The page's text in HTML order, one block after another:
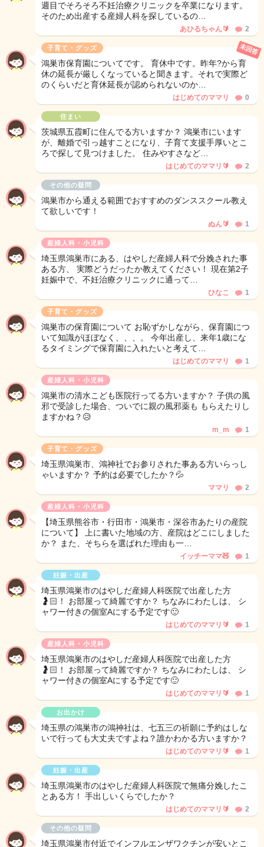
週目でそろそろ不妊治療クリニックを卒業になります。
そのため出産する産婦人科を探しているの…
あひるちゃん🔰 2
子育て・グッズ
鴻巣市保育園についてです。 育休中です。昨年?から育
休の延長が厳しくなっていると聞きます。それで実際ど
のくらいだと育休延長が認められないのか…
未回答
はじめてのママリ 0
住まい
茨城県五霞町に住んでる方いますか？ 鴻巣市にいます
が、離婚で引っ越すことになり、子育て支援手厚いとこ
ろで探して見つけました。 住みやすさなど…
はじめてのママリ🔰 2
その他の疑問
鴻巣市から通える範囲でおすすめのダンススクール教え
て欲しいです！
ぬん🔰 1
産婦人科・小児科
埼玉県鴻巣市にある、はやしだ産婦人科で分娩された事
ある方、 実際どうだったか教えてください！ 現在第2子
妊娠中で、不妊治療クリニックに通って…
ひなこ 1
子育て・グッズ
鴻巣市の保育園について お恥ずかしながら、保育園につ
いて知識がほぼなく、、、。 今年出産し、来年1歳にな
るタイミングで保育園に入れたいと考えて…
はじめてのママリ 1
産婦人科・小児科
鴻巣市の清水こども医院行ってる方いますか？ 子供の風
邪で受診した場合、ついでに親の風邪薬も もらえたりし
ますかね？😥
m_m 1
子育て・グッズ
埼玉県鴻巣市、鴻神社でお参りされた事ある方いらっし
ゃいますか？ 予約は必要でしたか？💦
ママリ 2
産婦人科・小児科
【埼玉県熊谷市・行田市・鴻巣市・深谷市あたりの産院
について】 上に書いた地域の方、産院はどこにしました
か？ また、そちらを選ばれた理由も一…
イッチーママ🧸 1
妊娠・出産
埼玉県鴻巣市のはやしだ産婦人科医院で出産した方
🤰🏻！ お部屋って綺麗ですか？ ちなみにわたしは、 シ
ャワー付きの個室Aにする予定です🙂
はじめてのママリ🔰 1
産婦人科・小児科
埼玉県鴻巣市のはやしだ産婦人科医院で出産した方
🤰🏻！ お部屋って綺麗ですか？ ちなみにわたしは、 シ
ャワー付きの個室Aにする予定です🙂
はじめてのママリ🔰 1
お出かけ
埼玉県の鴻巣市の鴻神社は、七五三の祈願に予約はしな
いで行っても大丈夫ですよね？誰かわかる方いますか？
はじめてのママリ🔰 1
妊娠・出産
埼玉県鴻巣市のはやしだ産婦人科医院で無痛分娩したこ
とある方！ 手出しいくらでしたか？
はじめてのママリ🔰 2
その他の疑問
埼玉県鴻巣市付近でインフルエンザワクチンが安いとこ